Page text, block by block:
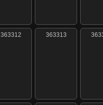
363312 363313